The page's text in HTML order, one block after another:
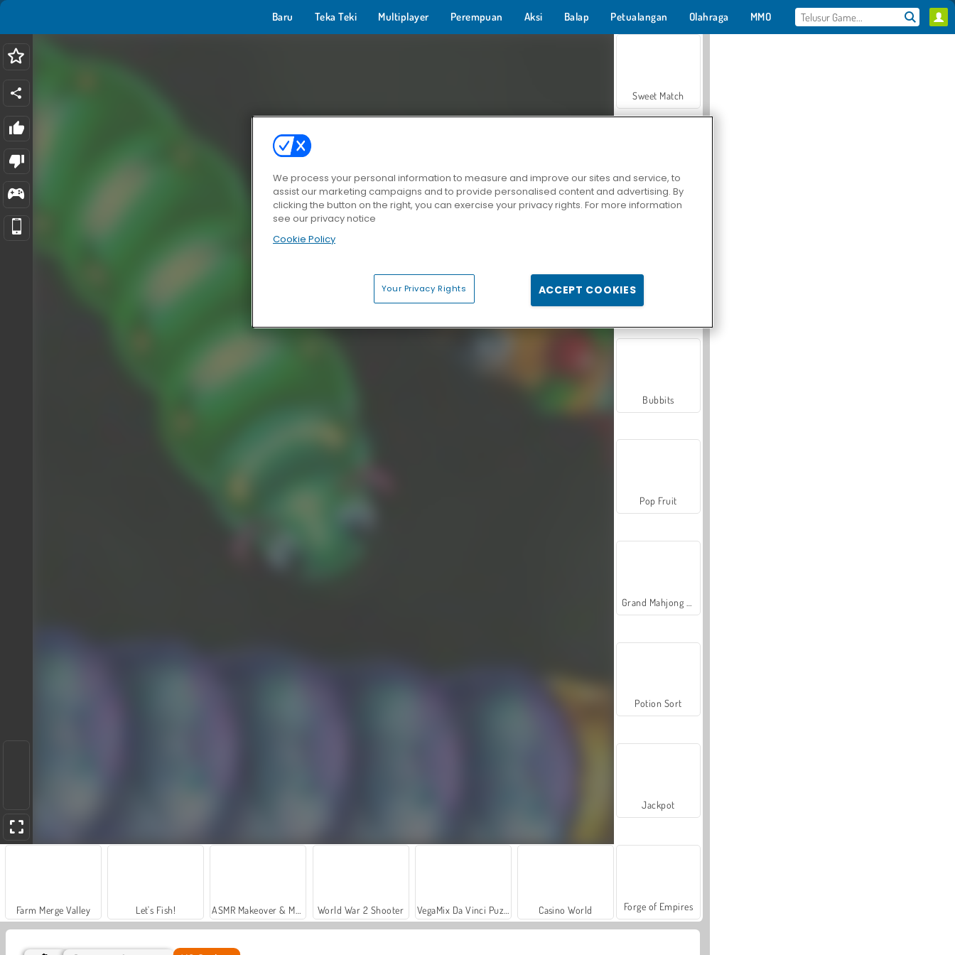
Baru Teka Teki Multiplayer Perempuan Aksi Balap Petualangan Olahraga MMO
Farm Merge Valley Let's Fish! World War 2 Shooter Casino World
Sweet Match
Zen Solitaire
Bubbits
Pop Fruit
Potion Sort
Jackpot
Forge of Empires
We process your personal information to measure and improve our sites and service, to
assist our marketing campaigns and to provide personalised content and advertising. By
clicking the button on the right, you can exercise your privacy rights. For more information
see our privacy notice
Cookie Policy
Your Privacy Rights ACCEPT COOKIES